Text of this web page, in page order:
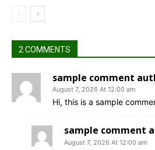
2 COMMENTS
sample comment
August 7, 2026 At 12:00 am
Hi, this is a sample
sample comment
August 7, 2026 At 12:00 am